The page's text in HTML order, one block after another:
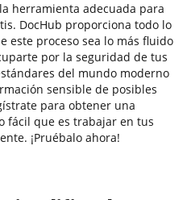
herramienta adecuada para
DocHub proporciona todo lo
este proceso sea lo más fluido
por la seguridad de tus
del mundo moderno
sensible de posibles
para obtener una
fácil que es trabajar en tus
¡Pruébalo ahora!